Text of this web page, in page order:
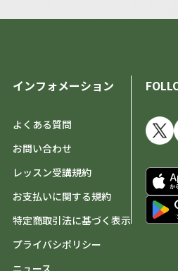
インフォメーション
よくある質問
お問い合わせ
レッスン受講規約
お支払いに関する規約
特定商取引法に基づく表示
プライバシポリシー
ニュース